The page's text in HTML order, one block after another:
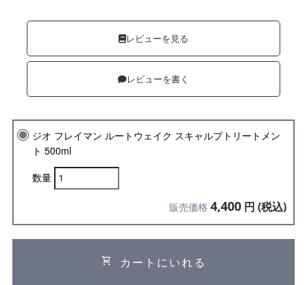
レビューを見る
レビューを書く
ジオ フレイマン ルートウェイク スキャルプトリートメン
ト 500ml
数量
販売価格 4,400 円 (税込)
shopping_cart カートにいれる